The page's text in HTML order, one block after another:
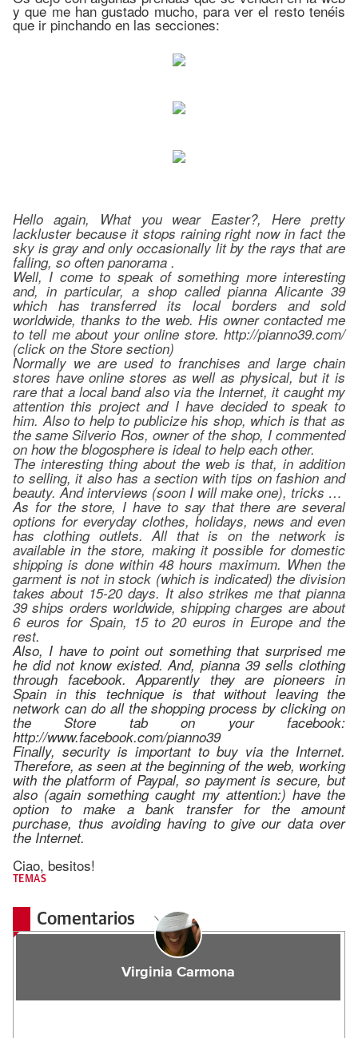
y que me han gustado mucho, para ver el resto tenéis
que ir pinchando en las secciones:
Hello again, What you wear Easter?, Here pretty
lackluster because it stops raining right now in fact the
sky is gray and only occasionally lit by the rays that are
falling, so often panorama .
Well, I come to speak of something more interesting
and, in particular, a shop called pianna Alicante 39
which has transferred its local borders and sold
worldwide, thanks to the web. His owner contacted me
to tell me about your online store. http://pianno39.com/
(click on the Store section)
Normally we are used to franchises and large chain
stores have online stores as well as physical, but it is
rare that a local band also via the Internet, it caught my
attention this project and I have decided to speak to
him. Also to help to publicize his shop, which is that as
the same Silverio Ros, owner of the shop, I commented
on how the blogosphere is ideal to help each other.
The interesting thing about the web is that, in addition
to selling, it also has a section with tips on fashion and
beauty. And interviews (soon I will make one), tricks …
As for the store, I have to say that there are several
options for everyday clothes, holidays, news and even
has clothing outlets. All that is on the network is
available in the store, making it possible for domestic
shipping is done within 48 hours maximum. When the
garment is not in stock (which is indicated) the division
takes about 15-20 days. It also strikes me that pianna
39 ships orders worldwide, shipping charges are about
6 euros for Spain, 15 to 20 euros in Europe and the
rest.
Also, I have to point out something that surprised me
he did not know existed. And, pianna 39 sells clothing
through facebook. Apparently they are pioneers in
Spain in this technique is that without leaving the
network can do all the shopping process by clicking on
the Store tab on your facebook:
http://www.facebook.com/pianno39
Finally, security is important to buy via the Internet.
Therefore, as seen at the beginning of the web, working
with the platform of Paypal, so payment is secure, but
also (again something caught my attention:) have the
option to make a bank transfer for the amount
purchase, thus avoiding having to give our data over
the Internet.
Ciao, besitos!
TEMAS
Comentarios
Virginia Carmona